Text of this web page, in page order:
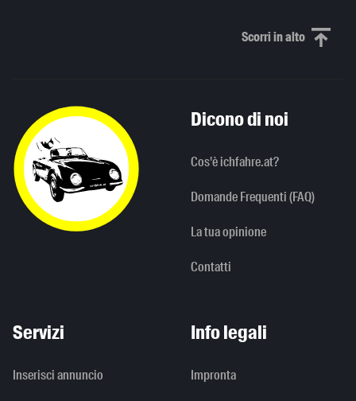
Scorri in altoScorri in alto
Dicono di noi
Cos'è ichfahre.at?
Domande Frequenti (FAQ)
La tua opinione
Contatti
Servizi
Inserisci annuncio
Info legali
Impronta